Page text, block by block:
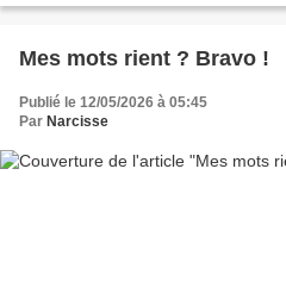
Mes mots rient ? Bravo !
Publié le 12/05/2026 à 05:45
Par Narcisse